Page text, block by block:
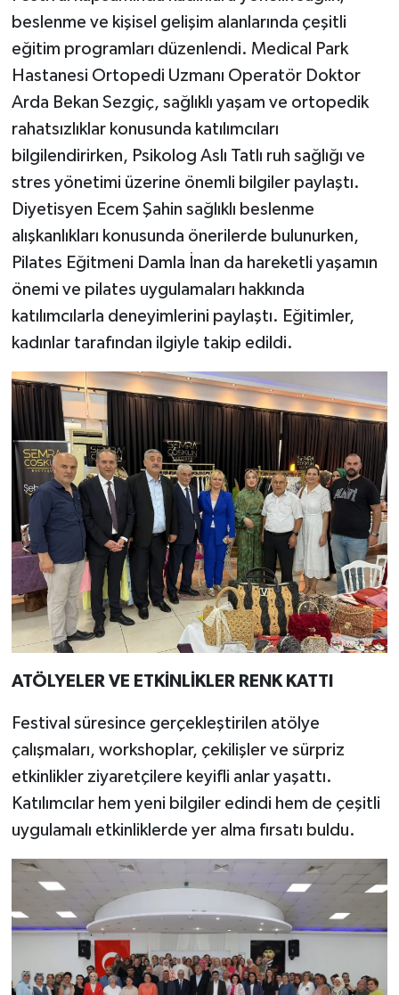
beslenme ve kişisel gelişim alanlarında çeşitli
eğitim programları düzenlendi. Medical Park
Hastanesi Ortopedi Uzmanı Operatör Doktor
Arda Bekan Sezgiç, sağlıklı yaşam ve ortopedik
rahatsızlıklar konusunda katılımcıları
bilgilendirirken, Psikolog Aslı Tatlı ruh sağlığı ve
stres yönetimi üzerine önemli bilgiler paylaştı.
Diyetisyen Ecem Şahin sağlıklı beslenme
alışkanlıkları konusunda önerilerde bulunurken,
Pilates Eğitmeni Damla İnan da hareketli yaşamın
önemi ve pilates uygulamaları hakkında
katılımcılarla deneyimlerini paylaştı. Eğitimler,
kadınlar tarafından ilgiyle takip edildi.
ATÖLYELER VE ETKİNLİKLER RENK KATTI
Festival süresince gerçekleştirilen atölye
çalışmaları, workshoplar, çekilişler ve sürpriz
etkinlikler ziyaretçilere keyifli anlar yaşattı.
Katılımcılar hem yeni bilgiler edindi hem de çeşitli
uygulamalı etkinliklerde yer alma fırsatı buldu.